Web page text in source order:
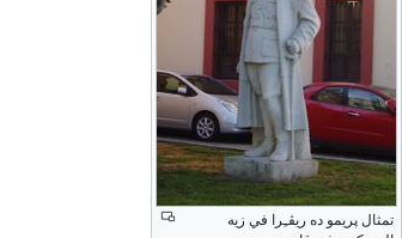
تمثال پريمو ده ريڤـِرا في زيه